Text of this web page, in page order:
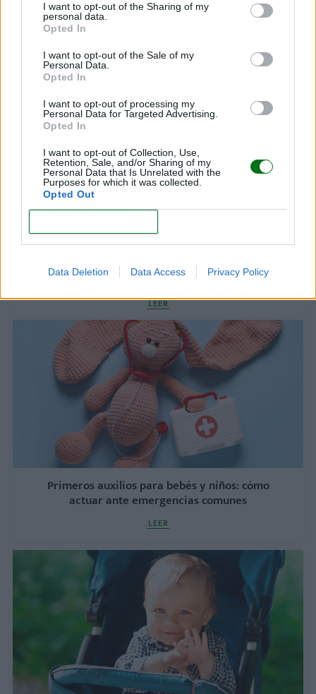
I want to opt-out of the Sharing of my
personal data.
Opted In
I want to opt-out of the Sale of my
Personal Data.
Opted In
I want to opt-out of processing my
Personal Data for Targeted Advertising.
Opted In
I want to opt-out of Collection, Use,
Retention, Sale, and/or Sharing of my
Personal Data that Is Unrelated with the
Purposes for which it was collected.
Opted Out
Data Deletion Data Access Privacy Policy
Alergia al sudor en bebés: qué es y cómo tratarla
LEER
Primeros auxilios para bebés y niños: cómo
actuar ante emergencias comunes
LEER